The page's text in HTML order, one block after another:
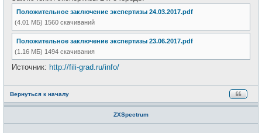
Положительное заключение экспертизы 24.03.2017.pdf
(4.01 МБ) 1560 скачиваний
Положительное заключение экспертизы 23.06.2017.pdf
(1.16 МБ) 1494 скачивания
Источник: http://fili-grad.ru/info/
Вернуться к началу
ZXSpectrum